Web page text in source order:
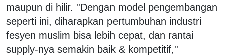
maupun di hilir. ''Dengan model pengembangan
seperti ini, diharapkan pertumbuhan industri
fesyen muslim bisa lebih cepat, dan rantai
supply-nya semakin baik & kompetitif,''